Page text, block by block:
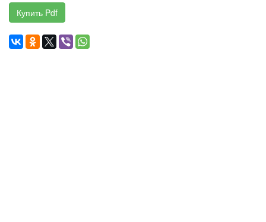
Купить Pdf